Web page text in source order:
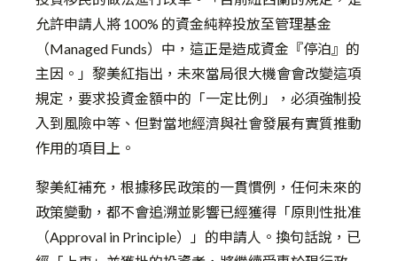
允許申請人將 100% 的資金純粹投放至管理基金
（Managed Funds）中，這正是造成資金『停泊』的
主因。」黎美紅指出，未來當局很大機會會改變這項
規定，要求投資金額中的「一定比例」，必須強制投
入到風險中等、但對當地經濟與社會發展有實質推動
作用的項目上。
黎美紅補充，根據移民政策的一貫慣例，任何未來的
政策變動，都不會追溯並影響已經獲得「原則性批准
（Approval in Principle）」的申請人。換句話說，已